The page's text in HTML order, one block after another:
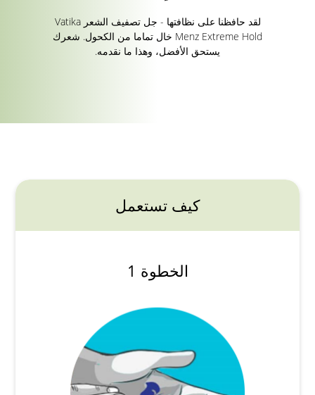
لقد حافظنا على نظافتها - جل تصفيف الشعر Vatika
Menz Extreme Hold خال تماما من الكحول. شعرك
يستحق الأفضل، وهذا ما نقدمه.
كيف تستعمل
الخطوة 1